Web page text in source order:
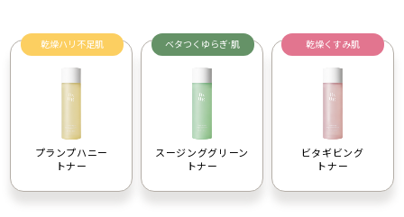
乾燥ハリ不足肌
プランプハニー
トナー
ベタつくゆらぎ*肌
スージンググリーン
トナー
乾燥くすみ肌
ビタギビング
トナー